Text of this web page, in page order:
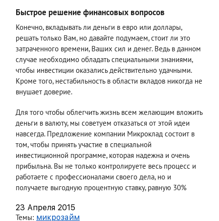
Быстрое решение финансовых вопросов
Конечно, вкладывать ли деньги в евро или доллары,
решать только Вам, но давайте подумаем, стоит ли это
затраченного времени, Ваших сил и денег. Ведь в данном
случае необходимо обладать специальными знаниями,
чтобы инвестиции оказались действительно удачными.
Кроме того, нестабильность в области вкладов никогда не
внушает доверие.
Для того чтобы облегчить жизнь всем желающим вложить
деньги в валюту, мы советуем отказаться от этой идеи
навсегда. Предложение компании Микроклад состоит в
том, чтобы принять участие в специальной
инвестиционной программе, которая надежна и очень
прибыльна. Вы не только контролируете весь процесс и
работаете с профессионалами своего дела, но и
получаете выгодную процентную ставку, равную 30%
23 Апреля 2015
Темы: микрозайм